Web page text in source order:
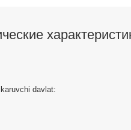
davlat: